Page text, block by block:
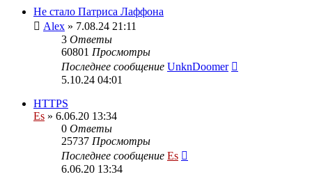
Не стало Патриса Лаффона
Alex » 7.08.24 21:11
3 Ответы
60801 Просмотры
Последнее сообщение UnknDoomer
5.10.24 04:01
HTTPS
Es » 6.06.20 13:34
0 Ответы
25737 Просмотры
Последнее сообщение Es
6.06.20 13:34